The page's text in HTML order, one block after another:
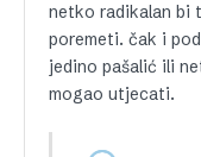
netko radikalan bi
poremeti. čak i
jedino pašalić ili
mogao utjecati.